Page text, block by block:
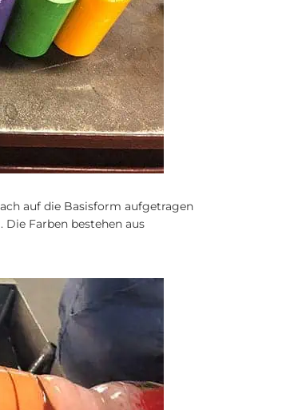
auf die Basisform aufgetragen
Farben bestehen aus